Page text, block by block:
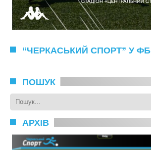
“ЧЕРКАСЬКИЙ СПОРТ” У ФБ
ПОШУК
АРХІВ